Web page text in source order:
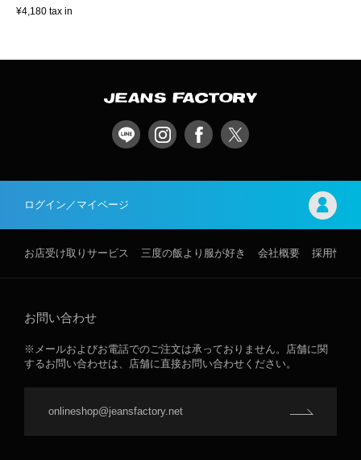
¥4,180 tax in
ログイン／マイページ
お店受け取りサービス 三度の飯より服が好き 会社概要 採用情報
お問い合わせ
※メールおよびお電話でのご注文は承っておりません。店舗に関
するお問い合わせは、店舗に直接お問い合わせください。
onlineshop@jeansfactory.net